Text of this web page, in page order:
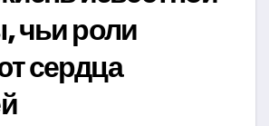
чьи роли
сердца